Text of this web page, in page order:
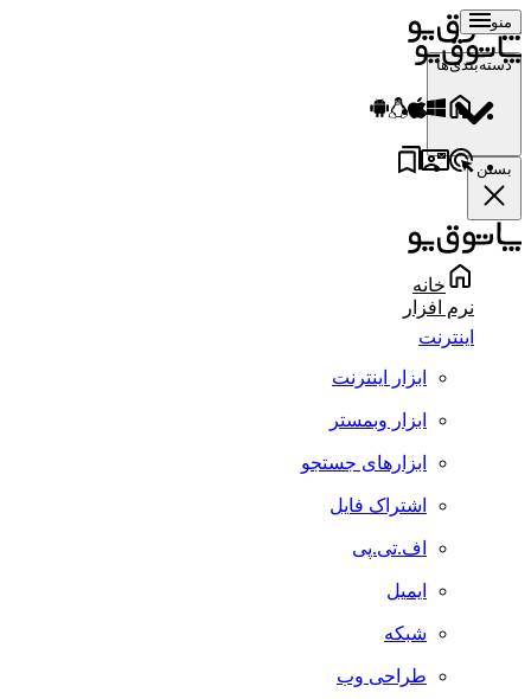
منو
دسته‌بندی‌ها
بستن
خانه
نرم افزار
اینترنت
ابزار اینترنت
ابزار وبمستر
ابزارهای جستجو
اشتراک فایل
اف.تی.پی
ایمیل
شبکه
طراحی وب